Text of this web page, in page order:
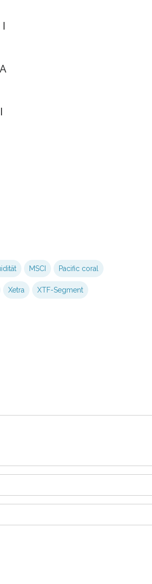
MSCI Pacific coral
Xetra XTF-Segment